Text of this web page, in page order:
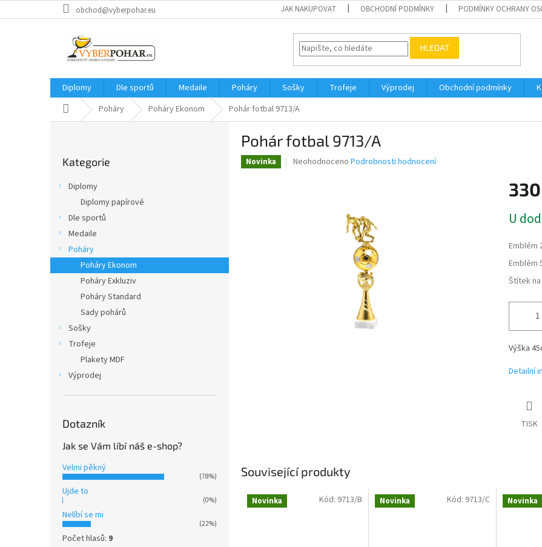
na
obchod@vyberpohar.eu JAK NAKUPOVAT OBCHODNÍ PODMÍNKY PODMÍNKY OCHRANY
HLEDAT
Diplomy Dle sportů Medaile Poháry Sošky Trofeje Výprodej Obchodní podmínky
Domů Poháry Poháry Ekonom Pohár fotbal 9713/A
a
n
kategorie
Kategorie
Diplomy
Diplomy papírové
Dle sportů
Medaile
Poháry
Poháry Ekonom
Poháry Exkluziv
Poháry Standard
Sady pohárů
Sošky
Trofeje
Plakety MDF
Výprodej
Dotazník
Jak se Vám líbí náš e-shop?
Velmi pěkný
(78%)
Ujde to
(0%)
Nelíbí se mi
(22%)
Počet hlasů: 9
Pohár fotbal 9713/A
Novinka
Průměrné
Neohodnoceno Podrobnosti hodnocení
cena:
U
Emblém
Emblém
Štítek
Výška
Detailní
TISK
Související produkty
Novinka Kód: 9713/B Novinka Kód: 9713/C Novinka